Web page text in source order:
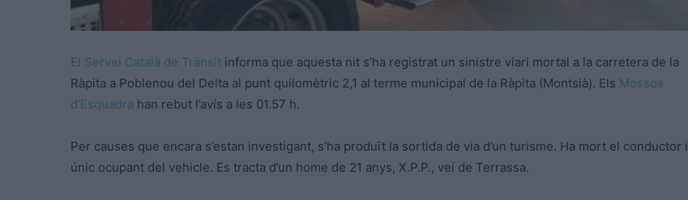
El Servei Català de Trànsit informa que aquesta nit s’ha registrat un sinistre viari mortal a la carretera de la
Ràpita a Poblenou del Delta al punt quilomètric 2,1 al terme municipal de la Ràpita (Montsià). Els Mossos
d’Esquadra han rebut l’avís a les 01.57 h.
Per causes que encara s’estan investigant, s’ha produït la sortida de via d’un turisme. Ha mort el conductor i
únic ocupant del vehicle. Es tracta d’un home de 21 anys, X.P.P., veí de Terrassa.